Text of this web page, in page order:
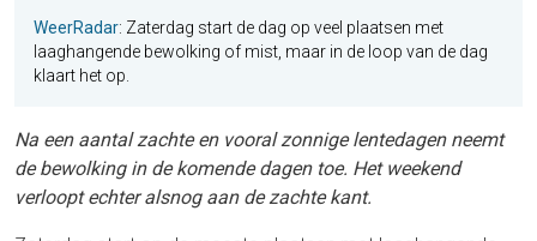
WeerRadar: Zaterdag start de dag op veel plaatsen met
laaghangende bewolking of mist, maar in de loop van de dag
klaart het op.
Na een aantal zachte en vooral zonnige lentedagen neemt
de bewolking in de komende dagen toe. Het weekend
verloopt echter alsnog aan de zachte kant.